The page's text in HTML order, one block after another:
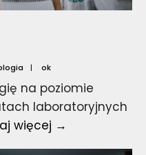
| ok
na poziomie
laboratoryjnych
więcej →